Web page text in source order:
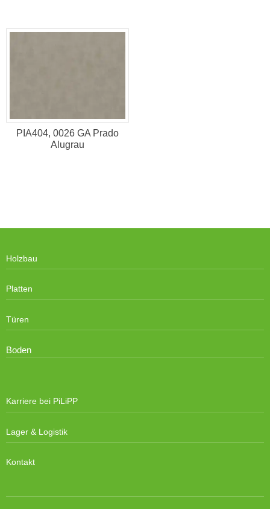
PIA404, 0026 GA Prado
Alugrau
Holzbau
Platten
Türen
Boden
Karriere bei PiLiPP
Lager & Logistik
Kontakt